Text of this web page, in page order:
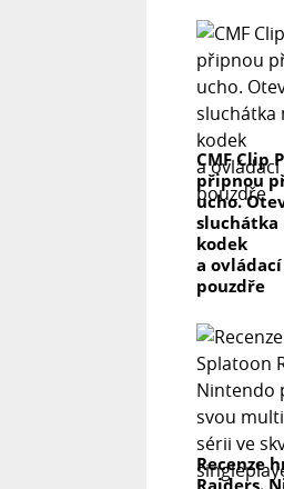
CMF Clip
připnou
ucho.
sluchátka
kodek
a
pouzdře
Recenze
Raiders.